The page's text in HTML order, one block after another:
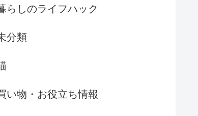
らしのライフハック
分類
い物・お役立ち情報